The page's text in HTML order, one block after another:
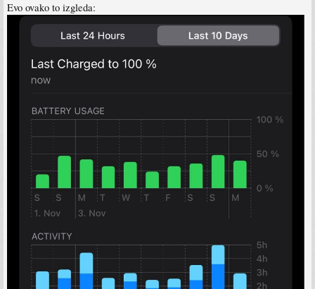
Evo ovako to izgleda: